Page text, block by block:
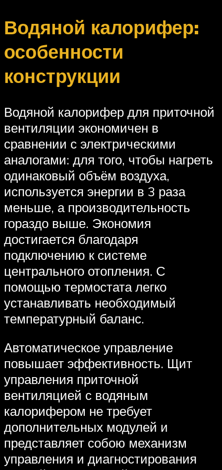
Водяной калорифер:
особенности
конструкции
Водяной калорифер для приточной
вентиляции экономичен в
сравнении с электрическими
аналогами: для того, чтобы нагреть
одинаковый объём воздуха,
используется энергии в 3 раза
меньше, а производительность
гораздо выше. Экономия
достигается благодаря
подключению к системе
центрального отопления. С
помощью термостата легко
устанавливать необходимый
температурный баланс.
Автоматическое управление
повышает эффективность. Щит
управления приточной
вентиляцией с водяным
калорифером не требует
дополнительных модулей и
представляет собою механизм
управления и диагностирования